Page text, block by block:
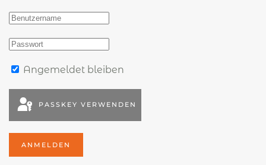
Angemeldet bleiben
PASSKEY VERWENDEN
ANMELDEN